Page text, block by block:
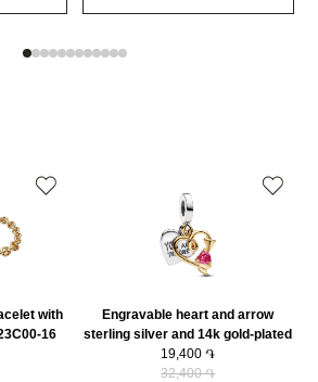
with
16
Engravable heart and arrow
sterling silver and 14k gold-plated
double dangle with red cubic
zirconia/ 763622C01
19,400 ֏
32,400 ֏